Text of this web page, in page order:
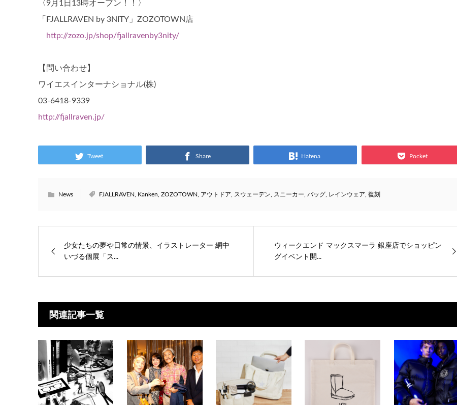
〈9月1日13時オープン！！〉
「FJALLRAVEN by 3NITY」ZOZOTOWN店
http://zozo.jp/shop/fjallravenby3nity/
【問い合わせ】
ワイエスインターナショナル(株)
03-6418-9339
http://fjallraven.jp/
Tweet Share Hatena Pocket
News FJALLRAVEN Kanken ZOZOTOWN アウトドア スウェーデン スニーカー バッグ, レインウェア 復刻
少女たちの夢や日常の情景、イラストレーター 網中
いづる個展「ス...
ウィークエンド マックスマーラ 銀座店でショッピン
グイベント開...
関連記事一覧